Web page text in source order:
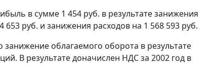
в сумме 1 454 руб. в результате занижения
руб. и занижения расходов на 1 568 593 руб.
облагаемого оборота в результате
В результате доначислен НДС за 2002 год в